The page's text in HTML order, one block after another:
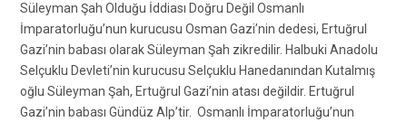
Süleyman Şah Olduğu İddiası Doğru Değil Osmanlı
İmparatorluğu’nun kurucusu Osman Gazi’nin dedesi, Ertuğrul
Gazi’nin babası olarak Süleyman Şah zikredilir. Halbuki Anadolu
Selçuklu Devleti’nin kurucusu Selçuklu Hanedanından Kutalmış
oğlu Süleyman Şah, Ertuğrul Gazi’nin atası değildir. Ertuğrul
Gazi’nin babası Gündüz Alp’tir. Osmanlı İmparatorluğu’nun